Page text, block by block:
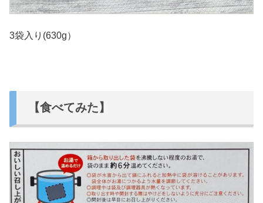
3袋入り(630g）
【食べてみた】